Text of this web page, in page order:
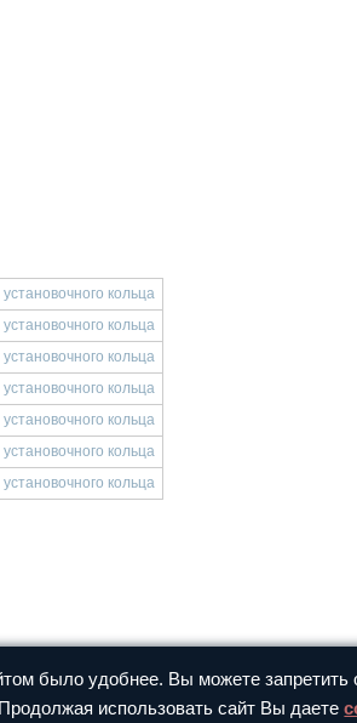
установочного кольца
установочного кольца
установочного кольца
установочного кольца
установочного кольца
установочного кольца
установочного кольца
Москва, 16-ая Парковая, д. 30,
было удобнее. Вы можете запретить
использовать сайт Вы даете